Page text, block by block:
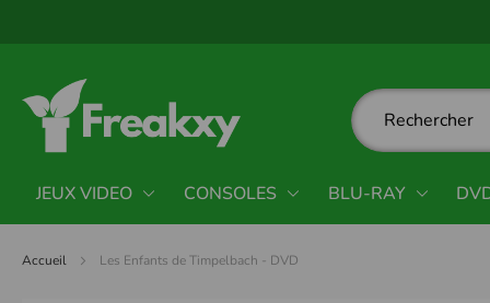
JEUX VIDEO CONSOLES BLU-RAY
Accueil Les Enfants de Timpelbach - DVD